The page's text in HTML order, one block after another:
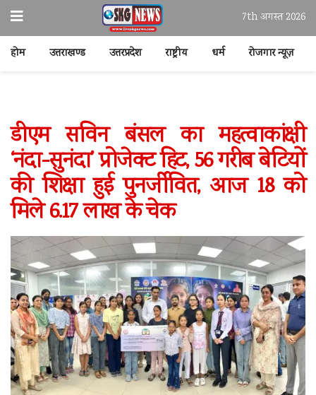
7th अगस्त 2026
होम उत्तराखण्ड उत्तरप्रदेश राष्ट्रीय धर्म रोजगार न्यूज़
डीएम सविन बंसल का महत्वाकांक्षी
‘नंदा-सुनंदा’ प्रोजेक्ट हिट, 56 गरीब बेटियों
की शिक्षा हुई पुनर्जीवित, आज 18 को
मिले 6.17 लाख के चेक